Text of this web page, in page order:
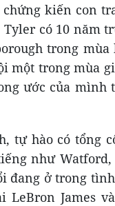
kiến ​​con
Tyler có 10 năm
trong
một trong mùa
ước của
tự hào có tổng
như
đang ở trong
LeBron James